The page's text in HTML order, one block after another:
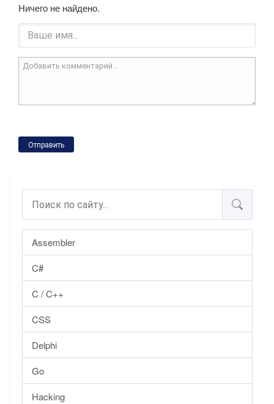
Assembler
C#
C / C++
CSS
Delphi
Go
Hacking
Ничего не найдено.
Отправить